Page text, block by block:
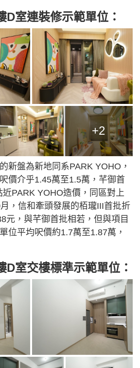
D室連裝修示範單位：
+2
新盤為新地同系PARK YOHO，
價介乎1.45萬至1.5萬，芊御首
PARK YOHO造價，同區對上
，信和牽頭發展的栢瓏III首批折
元，與芊御首批相若，但與項目
位平均呎價約1.7萬至1.87萬，
D室交樓標準示範單位：